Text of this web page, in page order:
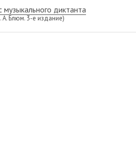
музыкального диктанта
А. Блюм. 3-е издание)